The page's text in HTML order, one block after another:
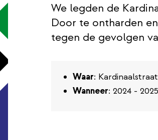
We legden de
Door te ontharden
tegen de gevolgen
Waar:
Wanneer: 2024 - 2025